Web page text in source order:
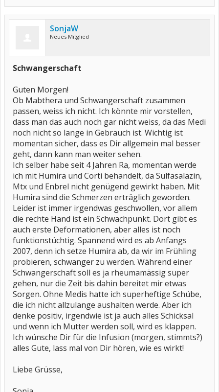
SonjaW
Neues Mitglied
Schwangerschaft
Guten Morgen!
Ob Mabthera und Schwangerschaft zusammen
passen, weiss ich nicht. Ich könnte mir vorstellen,
dass man das auch noch gar nicht weiss, da das Medi
noch nicht so lange in Gebrauch ist. Wichtig ist
momentan sicher, dass es Dir allgemein mal besser
geht, dann kann man weiter sehen.
Ich selber habe seit 4 Jahren Ra, momentan werde
ich mit Humira und Corti behandelt, da Sulfasalazin,
Mtx und Enbrel nicht genügend gewirkt haben. Mit
Humira sind die Schmerzen erträglich geworden.
Leider ist immer irgendwas geschwollen, vor allem
die rechte Hand ist ein Schwachpunkt. Dort gibt es
auch erste Deformationen, aber alles ist noch
funktionstüchtig. Spannend wird es ab Anfangs
2007, denn ich setze Humira ab, da wir im Frühling
probieren, schwanger zu werden. Während einer
Schwangerschaft soll es ja rheumamässig super
gehen, nur die Zeit bis dahin bereitet mir etwas
Sorgen. Ohne Medis hatte ich superheftige Schübe,
die ich nicht allzulange aushalten werde. Aber ich
denke positiv, irgendwie ist ja auch alles Schicksal
und wenn ich Mutter werden soll, wird es klappen.
Ich wünsche Dir für die Infusion (morgen, stimmts?)
alles Gute, lass mal von Dir hören, wie es wirkt!
Liebe Grüsse,